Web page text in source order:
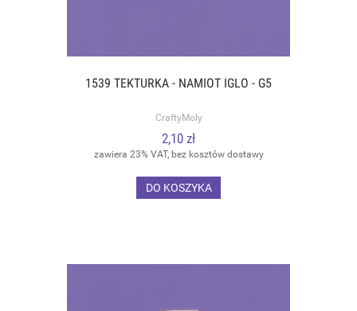
1539 TEKTURKA - NAMIOT IGLO - G5
CraftyMoly
2,10 zł
zawiera 23% VAT, bez kosztów dostawy
DO KOSZYKA